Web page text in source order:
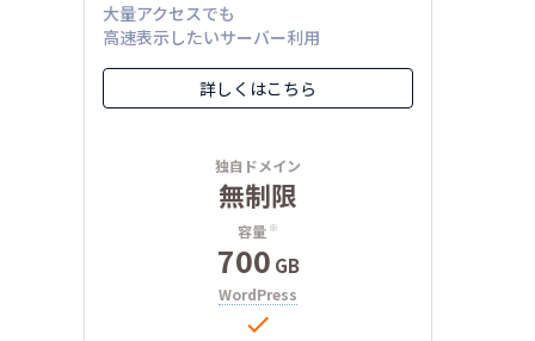
大量アクセスでも
高速表示したいサーバー利用
詳しくはこちら
独自ドメイン
無制限
容量 ※
700 GB
WordPress
